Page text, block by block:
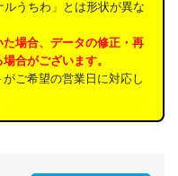
うちわ」とは形状が異な
場合、データの修正・再
合がございます。
ご希望の営業日に対応し